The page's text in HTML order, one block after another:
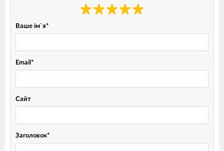
Ваше ім`я*
Email *
Сайт
Заголовок*